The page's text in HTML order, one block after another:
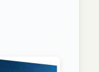
，但从另一个
网络都没有